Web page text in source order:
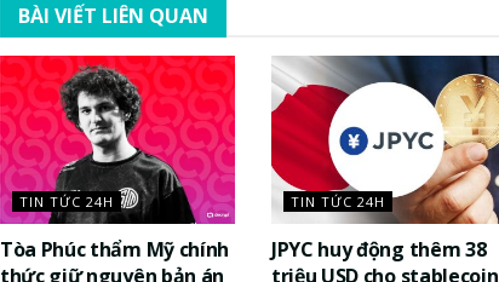
BÀI VIẾT LIÊN QUAN
TIN TỨC 24H
Tòa Phúc thẩm Mỹ chính
thức giữ nguyên bản án
TIN TỨC 24H
JPYC huy động thêm 38
triệu USD cho stablecoin